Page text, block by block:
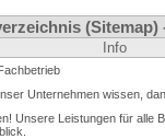
(Sitemap)
Info
Unternehmen wissen,
Unsere Leistungen für alle